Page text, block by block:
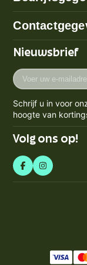
Algemene
Betaalmethode
Verzenden
Klachten
Spaarpunten
Retourneren &
Privacy Policy
Cookie Policy
Contact
Blogs
Adres: Poeldijk
Maandag - Vrijdag
KVK-nummer:
BTW-nummer:
Nieuwsbrief
Voer
uw
mailadres
in
Schrijf u in voor
hoogte van
Volg ons op!